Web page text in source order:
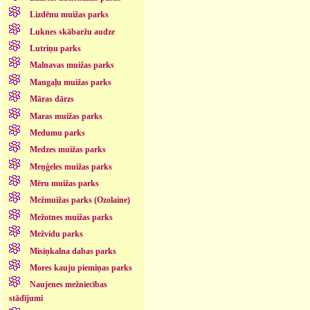
Lizdēnu muižas parks
Luknes skābaržu audze
Lutriņu parks
Malnavas muižas parks
Mangaļu muižas parks
Māras dārzs
Maras muižas parks
Medumu parks
Medzes muižas parks
Meņģeles muižas parks
Mēru muižas parks
Mežmuižas parks (Ozolaine)
Mežotnes muižas parks
Mežvidu parks
Misiņkalna dabas parks
Mores kauju piemiņas parks
Naujenes mežniecības
stādījumi